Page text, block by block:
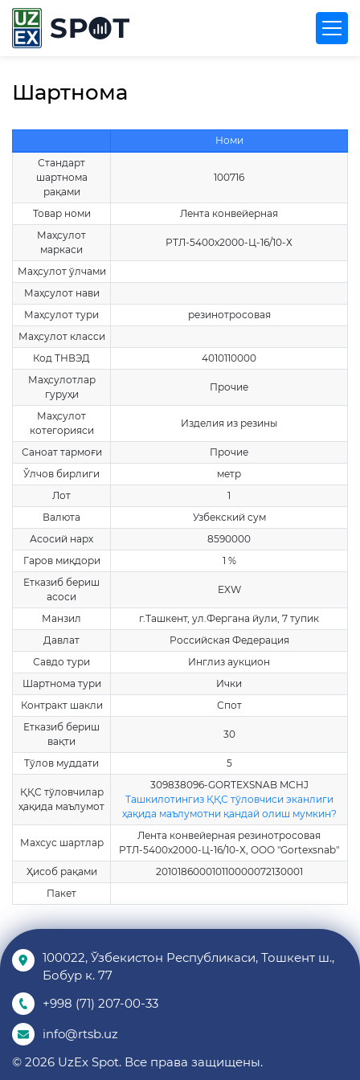
Шартнома
Номи
Стандарт
шартнома
рақами
100716
Товар номи
Лента конвейерная
Маҳсулот
маркаси
РТЛ-5400х2000-Ц-16/10-Х
Маҳсулот ўлчами
Маҳсулот нави
Маҳсулот тури
резинотросовая
Маҳсулот класси
Код ТНВЭД
4010110000
Маҳсулотлар
гуруҳи
Прочие
Маҳсулот
котегорияси
Изделия из резины
Саноат тармоғи
Прочие
Ўлчов бирлиги
метр
Лот
1
Валюта
Узбекский сум
Асосий нарх
8590000
Гаров миқдори
1 %
Етказиб бериш
асоси
EXW
Манзил
г.Ташкент, ул.Фергана йули, 7 тупик
Давлат
Российская Федерация
Савдо тури
Инглиз аукцион
Шартнома тури
Ички
Контракт шакли
Спот
Етказиб бериш
вақти
30
Тўлов муддати 5
ҚҚС тўловчилар
ҳақида маълумот
309838096-GORTEXSNAB MCHJ
Ташкилотингиз ҚҚС тўловчиси эканлиги
ҳақида маълумотни қандай олиш мумкин?
Махсус шартлар
Лента конвейерная резинотросовая
РТЛ-5400х2000-Ц-16/10-Х, OOO "Gortexsnab"
Ҳисоб рақами
201018600010110000072130001
Пакет
100022, Ўзбекистон Республикаси, Тошкент ш.,
Бобур к. 77
+998 (71) 207-00-33
info@rtsb.uz
© 2026 UzEx Spot. Все права защищены.